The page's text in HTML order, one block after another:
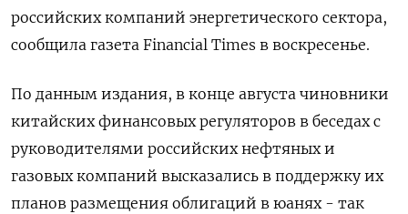
российских компаний энергетического сектора,
сообщила газета Financial Times в воскресенье.
По данным издания, в конце августа чиновники
китайских финансовых регуляторов в беседах с
руководителями российских нефтяных и
газовых компаний высказались в поддержку их
планов размещения облигаций в юанях - так